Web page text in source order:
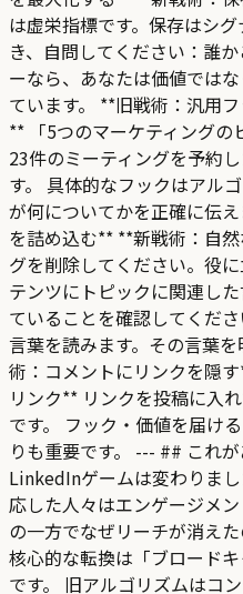
は虚栄指標です。保存はシ
き、自問してください：誰
ーなら、あなたは価値では
ています。 **旧戦術：汎用
** 「5つのマーケティングの
23件のミーティングを予約
す。 具体的なフックはアル
が何についてかを正確に伝
を詰め込む** **新戦術：自
グを削除してください。役
テンツにトピックに関連し
ていることを確認してくだ
言葉を読みます。その言葉
術：コメントにリンクを隠
リンク** リンクを投稿に入
です。 フック・価値を届け
りも重要です。 --- ## これ
LinkedInゲームは変わりま
応した人々はエンゲージメ
の一方でなぜリーチが消え
核心的な転換は「ブロード
です。 旧アルゴリズムはコ